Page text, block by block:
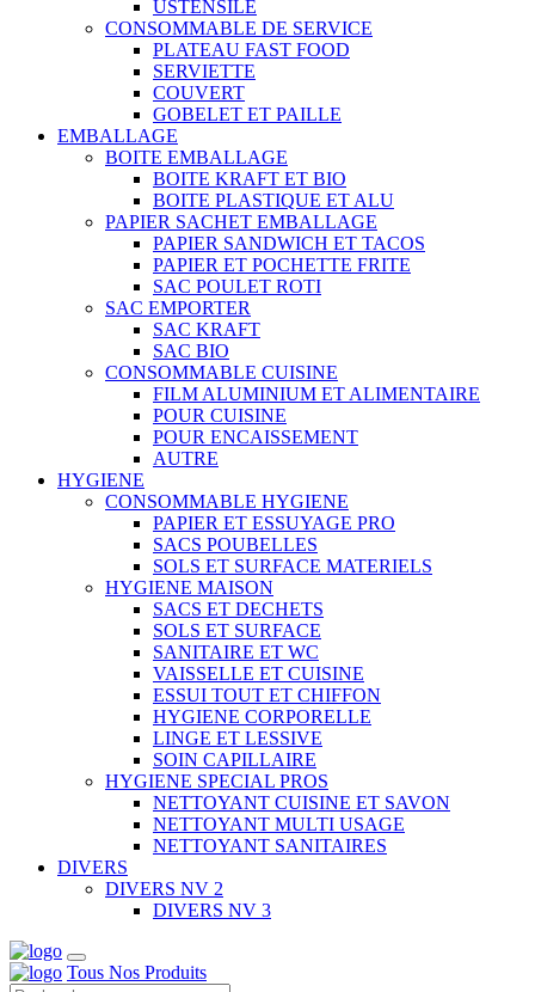
USTENSILE
CONSOMMABLE DE SERVICE
PLATEAU FAST FOOD
SERVIETTE
COUVERT
GOBELET ET PAILLE
EMBALLAGE
BOITE EMBALLAGE
BOITE KRAFT ET BIO
BOITE PLASTIQUE ET ALU
PAPIER SACHET EMBALLAGE
PAPIER SANDWICH ET TACOS
PAPIER ET POCHETTE FRITE
SAC POULET ROTI
SAC EMPORTER
SAC KRAFT
SAC BIO
CONSOMMABLE CUISINE
FILM ALUMINIUM ET ALIMENTAIRE
POUR CUISINE
POUR ENCAISSEMENT
AUTRE
HYGIENE
CONSOMMABLE HYGIENE
PAPIER ET ESSUYAGE PRO
SACS POUBELLES
SOLS ET SURFACE MATERIELS
HYGIENE MAISON
SACS ET DECHETS
SOLS ET SURFACE
SANITAIRE ET WC
VAISSELLE ET CUISINE
ESSUI TOUT ET CHIFFON
HYGIENE CORPORELLE
LINGE ET LESSIVE
SOIN CAPILLAIRE
HYGIENE SPECIAL PROS
NETTOYANT CUISINE ET SAVON
NETTOYANT MULTI USAGE
NETTOYANT SANITAIRES
DIVERS
DIVERS NV 2
DIVERS NV 3
Tous Nos Produits